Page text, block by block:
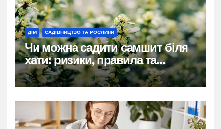
ДІМ САДІВНИЦТВО ТА РОСЛИНИ
Чи можна садити самшит біля
хати: ризики, правила та
практичні рішення